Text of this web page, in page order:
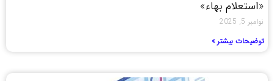
«استعلام بهاء»
نوامبر 5, 2025
توضیحات بیشتر »